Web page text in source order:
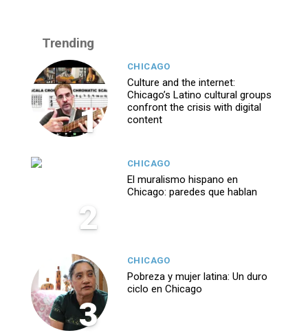
Trending
1
CHICAGO
Culture and the internet:
Chicago’s Latino cultural groups
confront the crisis with digital
content
2
CHICAGO
El muralismo hispano en
Chicago: paredes que hablan
3
CHICAGO
Pobreza y mujer latina: Un duro
ciclo en Chicago